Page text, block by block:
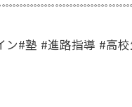
ン#塾 #進路指導 #高